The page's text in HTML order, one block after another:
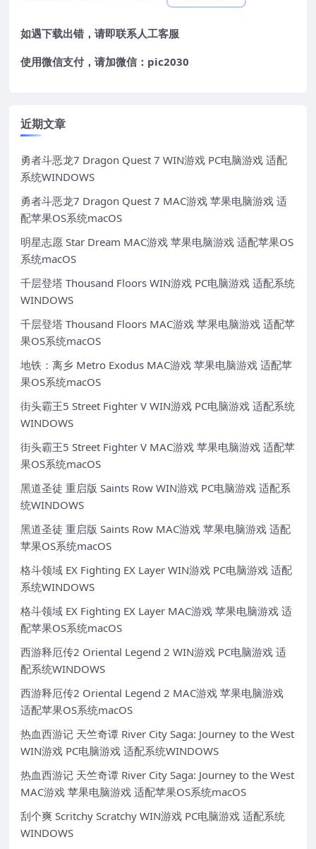
如遇下载出错，请即联系人工客服
使用微信支付，请加微信：pic2030
近期文章
勇者斗恶龙7 Dragon Quest 7 WIN游戏 PC电脑游戏 适配
系统WINDOWS
勇者斗恶龙7 Dragon Quest 7 MAC游戏 苹果电脑游戏 适
配苹果OS系统macOS
明星志愿 Star Dream MAC游戏 苹果电脑游戏 适配苹果OS
系统macOS
千层登塔 Thousand Floors WIN游戏 PC电脑游戏 适配系统
WINDOWS
千层登塔 Thousand Floors MAC游戏 苹果电脑游戏 适配苹
果OS系统macOS
地铁：离乡 Metro Exodus MAC游戏 苹果电脑游戏 适配苹
果OS系统macOS
街头霸王5 Street Fighter V WIN游戏 PC电脑游戏 适配系统
WINDOWS
街头霸王5 Street Fighter V MAC游戏 苹果电脑游戏 适配苹
果OS系统macOS
黑道圣徒 重启版 Saints Row WIN游戏 PC电脑游戏 适配系
统WINDOWS
黑道圣徒 重启版 Saints Row MAC游戏 苹果电脑游戏 适配
苹果OS系统macOS
格斗领域 EX Fighting EX Layer WIN游戏 PC电脑游戏 适配
系统WINDOWS
格斗领域 EX Fighting EX Layer MAC游戏 苹果电脑游戏 适
配苹果OS系统macOS
西游释厄传2 Oriental Legend 2 WIN游戏 PC电脑游戏 适
配系统WINDOWS
西游释厄传2 Oriental Legend 2 MAC游戏 苹果电脑游戏
适配苹果OS系统macOS
热血西游记 天竺奇谭 River City Saga: Journey to the West
WIN游戏 PC电脑游戏 适配系统WINDOWS
热血西游记 天竺奇谭 River City Saga: Journey to the West
MAC游戏 苹果电脑游戏 适配苹果OS系统macOS
刮个爽 Scritchy Scratchy WIN游戏 PC电脑游戏 适配系统
WINDOWS